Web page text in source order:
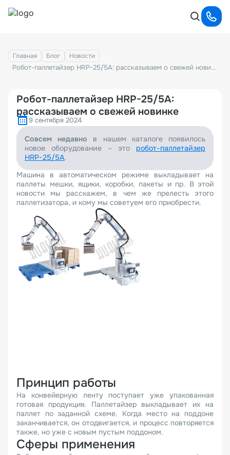
Главная Блог Новости
Робот-паллетайзер HRP-25/5A: рассказываем о свежей новинке
Робот-паллетайзер HRP-25/5A:
рассказываем о свежей новинке
9 сентября 2024
Совсем недавно в нашем каталоге появилось
новое оборудование – это робот-паллетайзер
HRP-25/5A.
Машина в автоматическом режиме выкладывает на
паллеты мешки, ящики, коробки, пакеты и пр. В этой
новости мы расскажем, в чем же прелесть этого
паллетизатора, и кому мы советуем его приобрести.
Принцип работы
На конвейерную ленту поступает уже упакованная
готовая продукция. Паллетайзер выкладывает их на
паллет по заданной схеме. Когда место на поддоне
заканчивается, он отодвигается, и процесс повторяется
также, но уже с новым пустым поддоном.
Сферы применения